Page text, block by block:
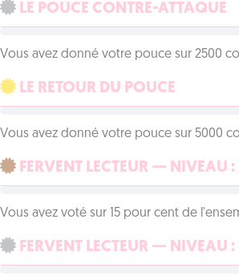
LE POUCE CONTRE-ATTAQUE
Vous avez donné votre pouce sur 2500
LE RETOUR DU POUCE
Vous avez donné votre pouce sur 5000
FERVENT LECTEUR — NIVEAU :
Vous avez voté sur 15 pour cent de
FERVENT LECTEUR — NIVEAU